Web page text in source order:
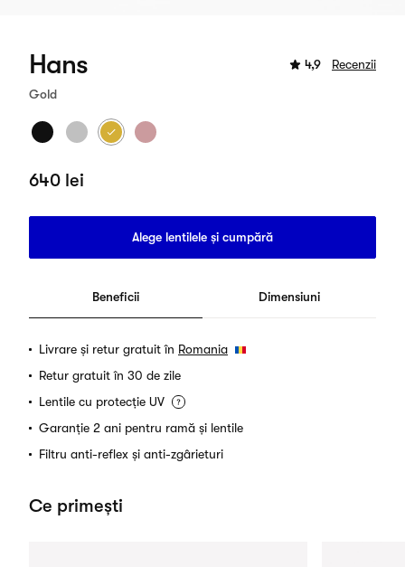
Hans 4,9 Recenzii
Gold
640 lei
Alege lentilele și cumpără
Beneficii Dimensiuni
Livrare și retur gratuit în Romania
Retur gratuit în 30 de zile
Lentile cu protecție UV
Garanție 2 ani pentru ramă și lentile
Filtru anti-reflex și anti-zgârieturi
Ce primești